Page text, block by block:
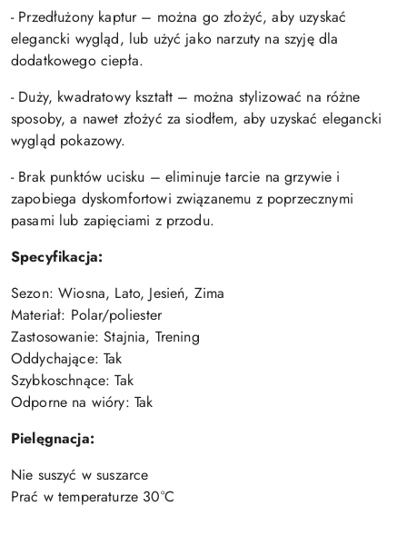
- Przedłużony kaptur – można go złożyć, aby uzyskać
elegancki wygląd, lub użyć jako narzuty na szyję dla
dodatkowego ciepła.
- Duży, kwadratowy kształt – można stylizować na różne
sposoby, a nawet złożyć za siodłem, aby uzyskać elegancki
wygląd pokazowy.
- Brak punktów ucisku – eliminuje tarcie na grzywie i
zapobiega dyskomfortowi związanemu z poprzecznymi
pasami lub zapięciami z przodu.
Specyfikacja:
Sezon: Wiosna, Lato, Jesień, Zima
Materiał: Polar/poliester
Zastosowanie: Stajnia, Trening
Oddychające: Tak
Szybkoschnące: Tak
Odporne na wióry: Tak
Pielęgnacja:
Nie suszyć w suszarce
Prać w temperaturze 30°C